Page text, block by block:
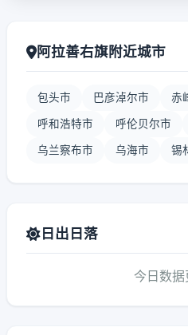
阿拉善右旗附近城市
包头市 巴彦淖尔市 赤
呼和浩特市 呼伦贝尔市
乌兰察布市 乌海市 锡
日出日落
今日数